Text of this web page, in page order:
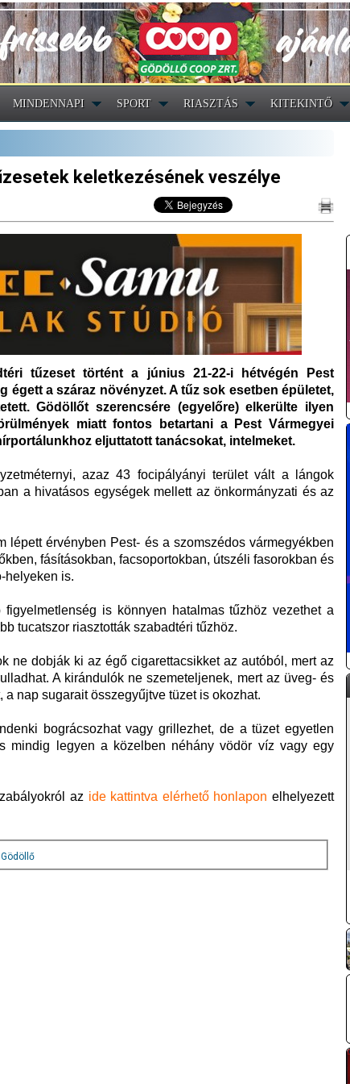
MINDENNAPI SPORT RIASZTÁS KITEKINTŐ
keletkezésének veszélye
tűzeset történt a június 21-22-i hétvégén Pest
a száraz növényzet. A tűz sok esetben épületet,
Gödöllőt szerencsére (egyelőre) elkerülte ilyen
miatt fontos betartani a Pest Vármegyei
eljuttatott tanácsokat, intelmeket.
azaz 43 focipályányi terület vált a lángok
a hivatásos egységek mellett az önkormányzati és az
érvényben Pest- és a szomszédos vármegyékben
fásításokban, facsoportokban, útszéli fasorokban és
helyeken is.
is könnyen hatalmas tűzhöz vezethet a
tucatszor riasztották szabadtéri tűzhöz.
ne dobják ki az égő cigarettacsikket az autóból, mert az
A kirándulók ne szemeteljenek, mert az üveg- és
nap sugarait összegyűjtve tüzet is okozhat.
bográcsozhat vagy grillezhet, de a tüzet egyetlen
mindig legyen a közelben néhány vödör víz vagy egy
az ide kattintva elérhető honlapon elhelyezett
Gödöllő